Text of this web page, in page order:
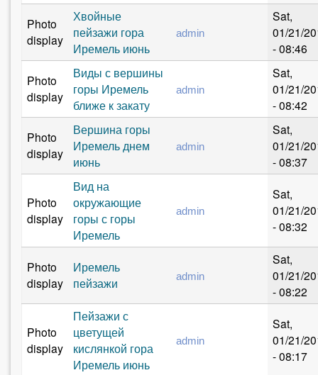
Photo
display
Хвойные
пейзажи гора
Иремель июнь
admin
Sat,
01/21/
- 08:46
Photo
display
Виды с вершины
горы Иремель
ближе к закату
admin
Sat,
01/21/
- 08:42
Photo
display
Вершина горы
Иремель днем
июнь
admin
Sat,
01/21/
- 08:37
Photo
display
Вид на
окружающие
горы с горы
Иремель
admin
Sat,
01/21/
- 08:32
Photo
display
Иремель
пейзажи
admin
Sat,
01/21/
- 08:22
Photo
display
Пейзажи с
цветущей
кислянкой гора
Иремель июнь
admin
Sat,
01/21/
- 08:17